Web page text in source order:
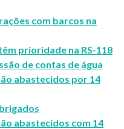
com barcos na
prioridade na RS-118
de contas de água
abastecidos por 14
abastecidos com 14